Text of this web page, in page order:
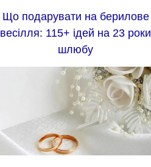
Що подарувати на берилове
весілля: 115+ ідей на 23 роки
шлюбу